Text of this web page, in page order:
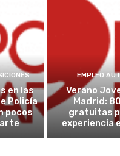
en las
Policía
pocos
EMPLEO
Verano
Madrid:
gratuitas
experiencia